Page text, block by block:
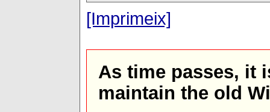
[Imprimeix]
As time passes, it
maintain the old